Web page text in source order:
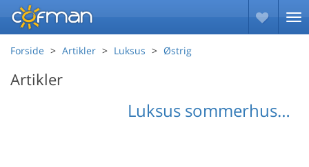
Forside Artikler Luksus Østrig
Artikler
Luksus sommerhus Kärnten